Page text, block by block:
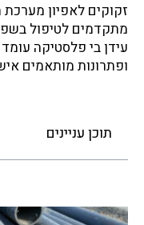
זקוקים לאפיון
מתקדמים לטיפול
עידן בי פלסטיקה
ופתרונות מותאמים
תוכן עניינים